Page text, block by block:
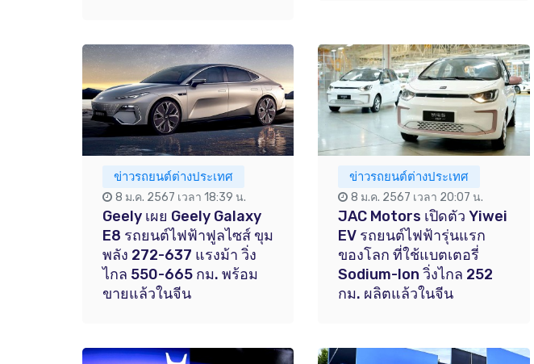
ข่าวรถยนต์ต่างประเทศ
8 ม.ค. 2567 เวลา 18:39 น.
Geely เผย Geely Galaxy
E8 รถยนต์ไฟฟ้าฟูลไซส์ ขุม
พลัง 272-637 แรงม้า วิ่ง
ไกล 550-665 กม. พร้อม
ขายแล้วในจีน
ข่าวรถยนต์ต่างประเทศ
8 ม.ค. 2567 เวลา 20:07 น.
JAC Motors เปิดตัว Yiwei
EV รถยนต์ไฟฟ้ารุ่นแรก
ของโลก ที่ใช้แบตเตอรี่
Sodium-Ion วิ่งไกล 252
กม. ผลิตแล้วในจีน